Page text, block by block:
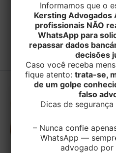
#IMOVEL
Informamos que o
Kersting Advogados
profissionais NÃO
WhatsApp para
repassar dados
decisões
Caso você receba
fique atento: trata-se,
de um golpe
falso
Dicas de
– Nunca confie
WhatsApp —
advogado por